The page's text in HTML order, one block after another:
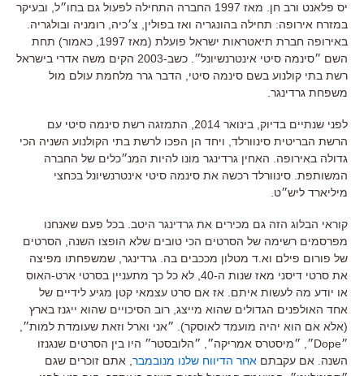
יס פלאנט ורב חן. מאז 1997 החברה התחילה לפעול גם בחו״ל, ובעיקר
במזרח אירופה: תחילה בהונגריה ואז בפולין, צ׳כיה, רומניה ובולגריה.
באירופה חברת תיאטראות ישראל פועלת (מאז 1997, כאמור) תחת
השם ״סינמה סיטי אינטרנשיונל״. כשב-2003 הקים משה אדרי בישראל
רשת בתי קולנוע בשם סינמה סיטי, הדבר גרר מלחמת עולם מול
משפחת גרדינגר.
לפני שנתיים בדיוק, בינואר 2014, התמזגה רשת סינמה סיטי עם
הרשת הבריטית סינוורלד, ויחד הן הפכו לרשת בתי הקולנוע השניה הכי
גדולה באירופה. האחין גרדינגר מונו להיות המנ״כלים של החברה
המשותפת. סינוורלד רכשה את סינמה סיטי אינטרנשיונל בכחצי
מיליארד ליש״ט.
קוראי הבלוג הזה גם מכירים את גרדינגר היטב. בכל פעם שאנחנו
מפרסמים רשימה של הסרטים הכי טובים שלא הופצו השנה, הסרטים
של פורום פילם וא.ד מטלון מככבים בה. גרדינגר, שמשפחתו מפיצה
את סרטי דיסני מאז שנות ה-40, לא כל כך מתעניין בסרטי ארט-האוס
או יודע מה לעשות איתם. אז אם סרט עצמאי קטן מגיע לידיים של
אחד האולפנים הגדולים שהוא מייצג, רוב הסיכויים שהוא ייגנז בארץ
(אלא אם הוא יהיה מועמד לאוסקר). ״אני וארל וזאת שעומדת למות״,
״Dope״, ״מיסטרס אמריקה״, ״הלובסטר״ היו בין הסרטים שנגנזו
השנה. אם עקבתם אחר הדיווח שלנו מנובמבר , אתם זוכרים שגם